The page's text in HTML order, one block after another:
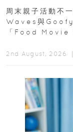
外影院逢週末
周末親子活動不
Waves與
「Food
2nd August, 2026